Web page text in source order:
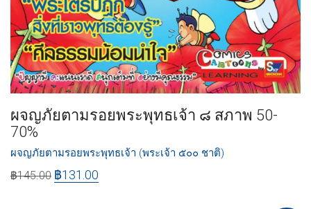
ผจญภัยตามรอยพระพุทธเจ้า ๘ สภาพ 50-
70%
ผจญภัยตามรอยพระพุทธเจ้า (พระเจ้า ๕๐๐ ชาติ)
฿145.00 ฿131.00